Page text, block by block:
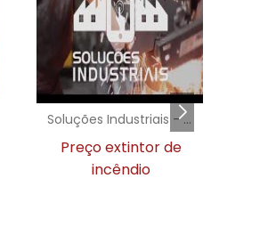
Soluções Industriais - AC
Preço extintor de
incêndio